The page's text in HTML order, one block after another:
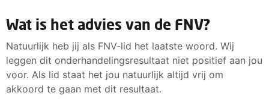
Wat is het advies van de FNV?
Natuurlijk heb jij als FNV-lid het laatste woord. Wij
leggen dit onderhandelingsresultaat niet positief aan jou
voor. Als lid staat het jou natuurlijk altijd vrij om
akkoord te gaan met dit resultaat.